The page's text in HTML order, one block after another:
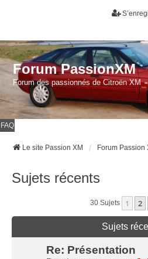
Forum PassionXM
Forum des passionnés de Citroën XM
FAQ
Le site Passion XM Forum Passion
Sujets récents
30 Sujets 1 2
Sujets
Re: Présentation